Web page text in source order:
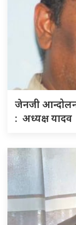
जेनजी
: अध्यक्ष यादव